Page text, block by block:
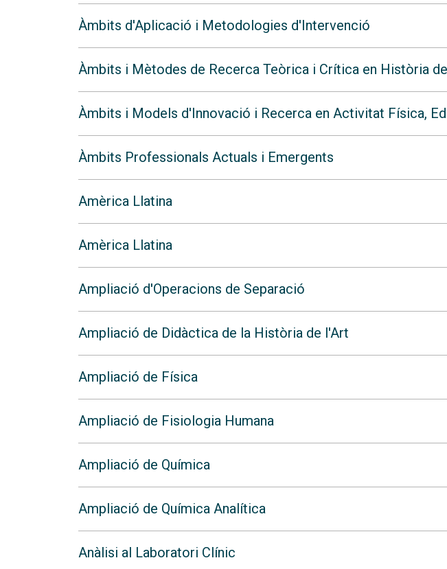
Àmbits d'Aplicació i Metodologies d'Intervenció
Àmbits i Mètodes de Recerca Teòrica i Crítica en Història
Àmbits i Models d'Innovació i Recerca en Activitat Física,
Àmbits Professionals Actuals i Emergents
Amèrica Llatina
Amèrica Llatina
Ampliació d'Operacions de Separació
Ampliació de Didàctica de la Història de l'Art
Ampliació de Física
Ampliació de Fisiologia Humana
Ampliació de Química
Ampliació de Química Analítica
Anàlisi al Laboratori Clínic